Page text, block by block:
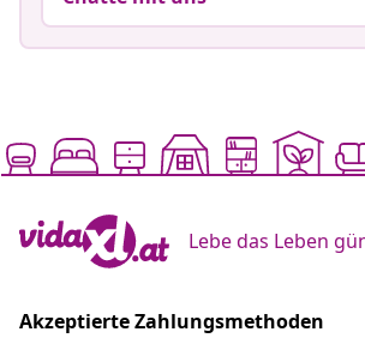
Lebe das Leben
Akzeptierte Zahlungsmethoden